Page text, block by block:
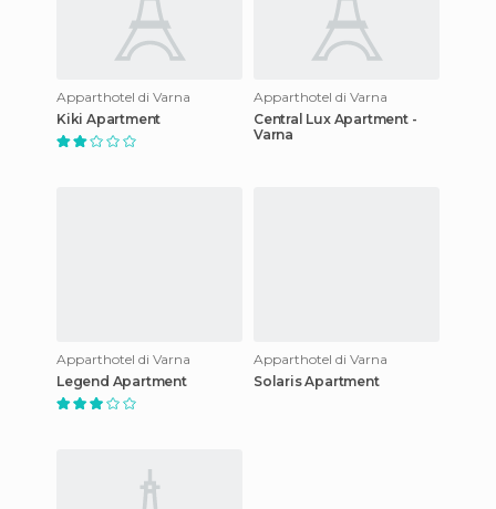
Apparthotel di Varna
Kiki Apartment
Apparthotel di Varna
Central Lux Apartment -
Varna
Apparthotel di Varna
Legend Apartment
Apparthotel di Varna
Solaris Apartment